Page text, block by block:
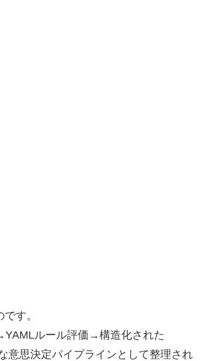
す。
ルール評価→構造化された
意思決定パイプラインとして整理され